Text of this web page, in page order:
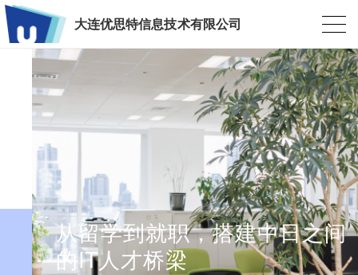
大连优思特信息技术有限公司
从留学到就职，搭建中日之间
的IT人才桥梁